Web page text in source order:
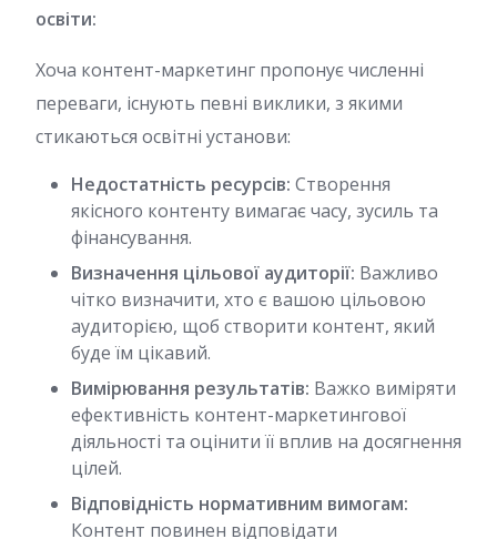
освіти:
Хоча контент-маркетинг пропонує численні
переваги, існують певні виклики, з якими
стикаються освітні установи:
Недостатність ресурсів: Створення
якісного контенту вимагає часу, зусиль та
фінансування.
Визначення цільової аудиторії: Важливо
чітко визначити, хто є вашою цільовою
аудиторією, щоб створити контент, який
буде їм цікавий.
Вимірювання результатів: Важко виміряти
ефективність контент-маркетингової
діяльності та оцінити її вплив на досягнення
цілей.
Відповідність нормативним вимогам:
Контент повинен відповідати